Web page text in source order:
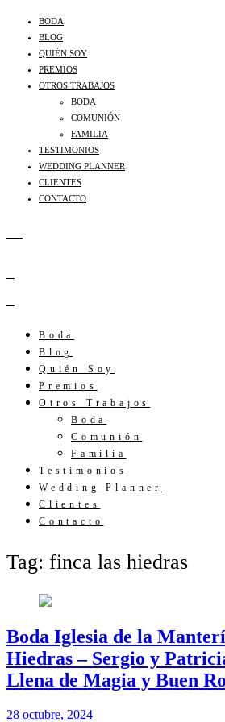
BODA
BLOG
QUIÉN SOY
PREMIOS
OTROS TRABAJOS
BODA
COMUNIÓN
FAMILIA
TESTIMONIOS
WEDDING PLANNER
CLIENTES
CONTACTO
Boda
Blog
Quién Soy
Premios
Otros Trabajos
Boda
Comunión
Familia
Testimonios
Wedding Planner
Clientes
Contacto
Tag: finca las hiedras
Boda Iglesia de la
Hiedras – Sergio y
Llena de Magia y Buen
28 octubre, 2024